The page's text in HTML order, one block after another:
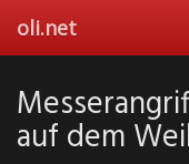
main
oli.net
auf dem